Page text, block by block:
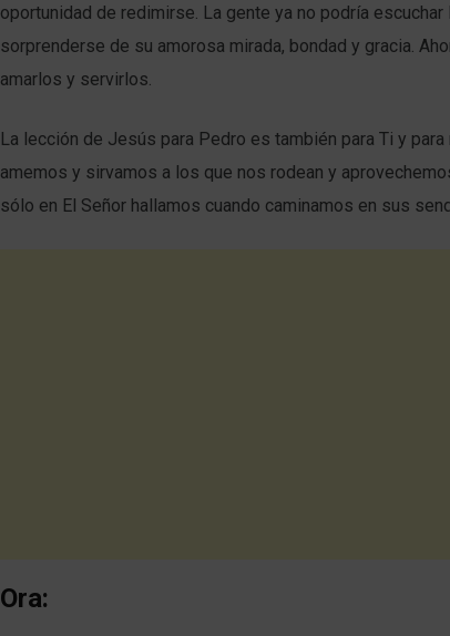
oportunidad de redimirse. La gente ya no podría
sorprenderse de su amorosa mirada, bondad y gracia.
amarlos y servirlos.
La lección de Jesús para Pedro es también para Ti y
amemos y sirvamos a los que nos rodean y
sólo en El Señor hallamos cuando caminamos en sus
Ora: